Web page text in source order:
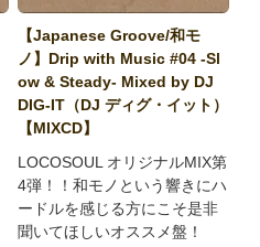
【Japanese Groove/和モ
ノ】Drip with Music #04 -Sl
ow & Steady- Mixed by DJ
DIG-IT（DJ ディグ・イット）
【MIXCD】
LOCOSOUL オリジナルMIX第
4弾！！和モノという響きにハ
ードルを感じる方にこそ是非
聞いてほしいオススメ盤！